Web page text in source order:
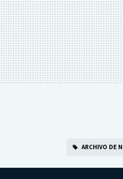
ARCHIVO DE